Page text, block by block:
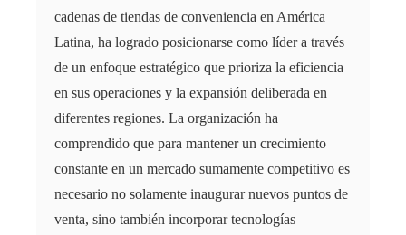
cadenas de tiendas de conveniencia en América
Latina, ha logrado posicionarse como líder a través
de un enfoque estratégico que prioriza la eficiencia
en sus operaciones y la expansión deliberada en
diferentes regiones. La organización ha
comprendido que para mantener un crecimiento
constante en un mercado sumamente competitivo es
necesario no solamente inaugurar nuevos puntos de
venta, sino también incorporar tecnologías